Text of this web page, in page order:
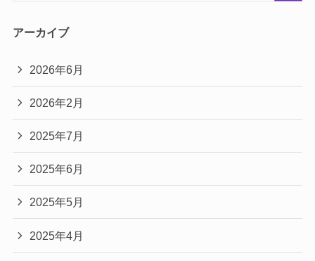
アーカイブ
2026年6月
2026年2月
2025年7月
2025年6月
2025年5月
2025年4月